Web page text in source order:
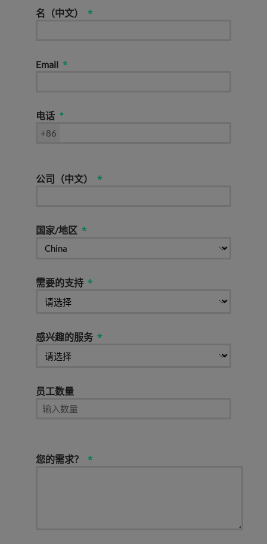
名（中文）
Email
电话
+86
公司（中文）
国家/地区
需要的支持
感兴趣的服务
员工数量
您的需求？